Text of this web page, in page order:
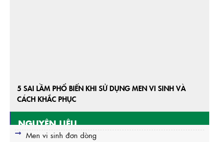
5 SAI LẦM PHỔ BIẾN KHI SỬ DỤNG MEN VI SINH VÀ
CÁCH KHẮC PHỤC
NGUYÊN LIỆU
Men vi sinh đơn dòng